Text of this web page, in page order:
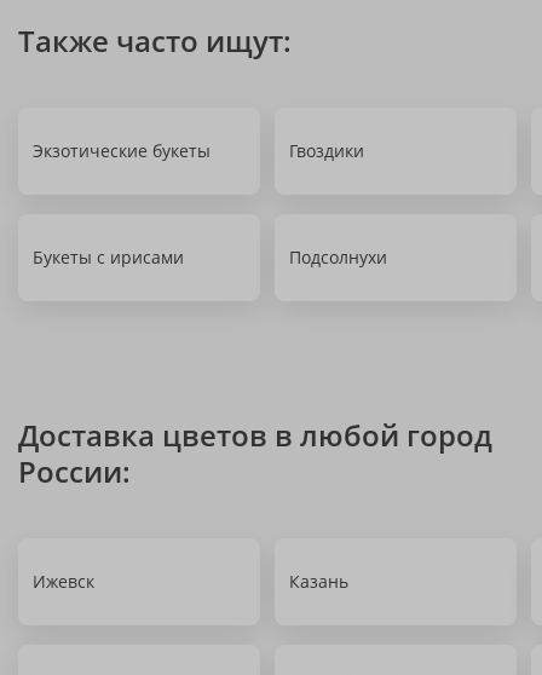
Также часто ищут:
Экзотические букеты Гвоздики
Букеты с ирисами Подсолнухи
Доставка цветов в любой город
России:
Ижевск Казань